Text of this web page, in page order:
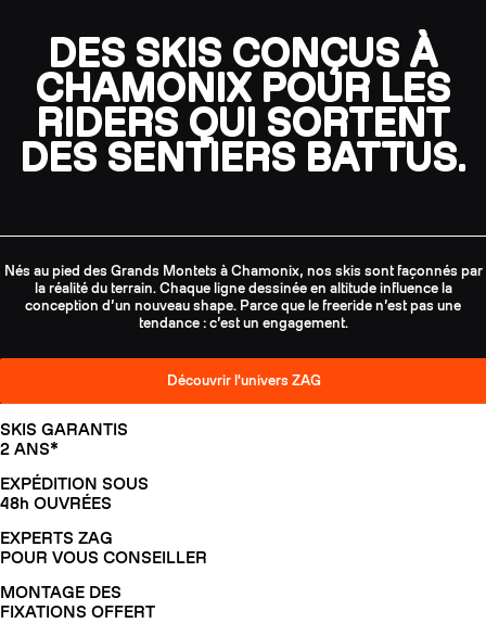
DES SKIS CONÇUS À
CHAMONIX POUR LES
RIDERS QUI SORTENT
DES SENTIERS BATTUS.
Nés au pied des Grands Montets à Chamonix, nos skis sont façonnés par
la réalité du terrain. Chaque ligne dessinée en altitude influence la
conception d’un nouveau shape. Parce que le freeride n’est pas une
tendance : c’est un engagement.
Découvrir l'univers ZAG
SKIS GARANTIS
2 ANS*
EXPÉDITION SOUS
48h OUVRÉES
EXPERTS ZAG
POUR VOUS CONSEILLER
MONTAGE DES
FIXATIONS OFFERT